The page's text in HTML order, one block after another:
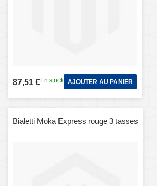
87,51 €En stock AJOUTER AU PANIER
Bialetti Moka Express rouge 3 tasses